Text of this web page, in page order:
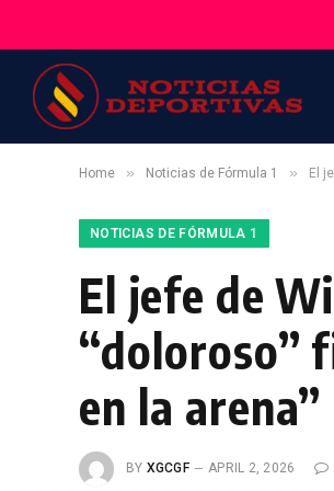
Home » Noticias de Fórmula 1 » El
NOTICIAS DE FÓRMULA 1
El jefe de
“doloroso”
en la arena”
BY XGCGF APRIL 2, 2026